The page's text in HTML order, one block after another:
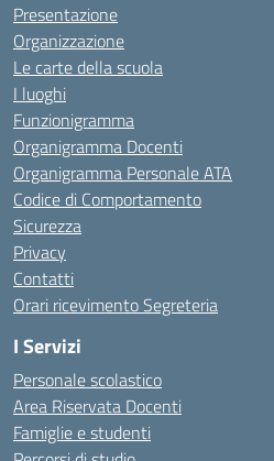
Presentazione
Organizzazione
Le carte della scuola
I luoghi
Funzionigramma
Organigramma Docenti
Organigramma Personale ATA
Codice di Comportamento
Sicurezza
Privacy
Contatti
Orari ricevimento Segreteria
I Servizi
Personale scolastico
Area Riservata Docenti
Famiglie e studenti